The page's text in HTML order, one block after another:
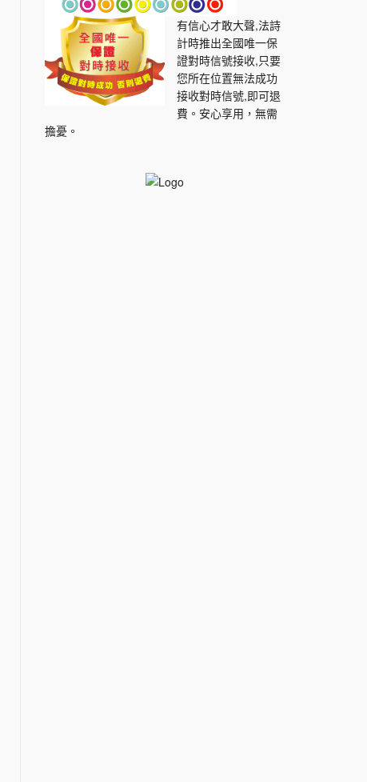
有信心才敢大聲,法詩
計時推出全國唯一保
證對時信號接收,只要
您所在位置無法成功
接收對時信號,即可退
費。安心享用，無需
擔憂。